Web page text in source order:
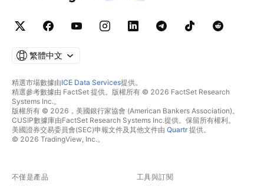
繁體中文
精選市場數據由ICE Data Services提供。
精選參考數據由 FactSet 提供。版權所有 © 2026 FactSet Research
Systems Inc.。
版權所有 © 2026，美國銀行家協會 (American Bankers Association)。
CUSIP數據庫由FactSet Research Systems Inc.提供。保留所有權利。
美國證券交易委員會(SEC)申報文件及其他文件由 Quartr提供。
© 2026 TradingView, Inc.。
不僅是產品 工具與訂閱